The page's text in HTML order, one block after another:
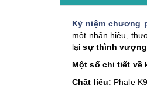
Kỷ niệm chương
một nhãn hiệu,
lạisự thình vượng
Một số chi tiết về
Chất liệu: Phale K9.